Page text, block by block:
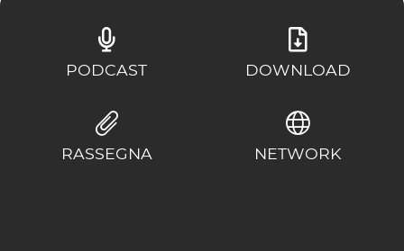
PODCAST DOWNLOAD
RASSEGNA NETWORK